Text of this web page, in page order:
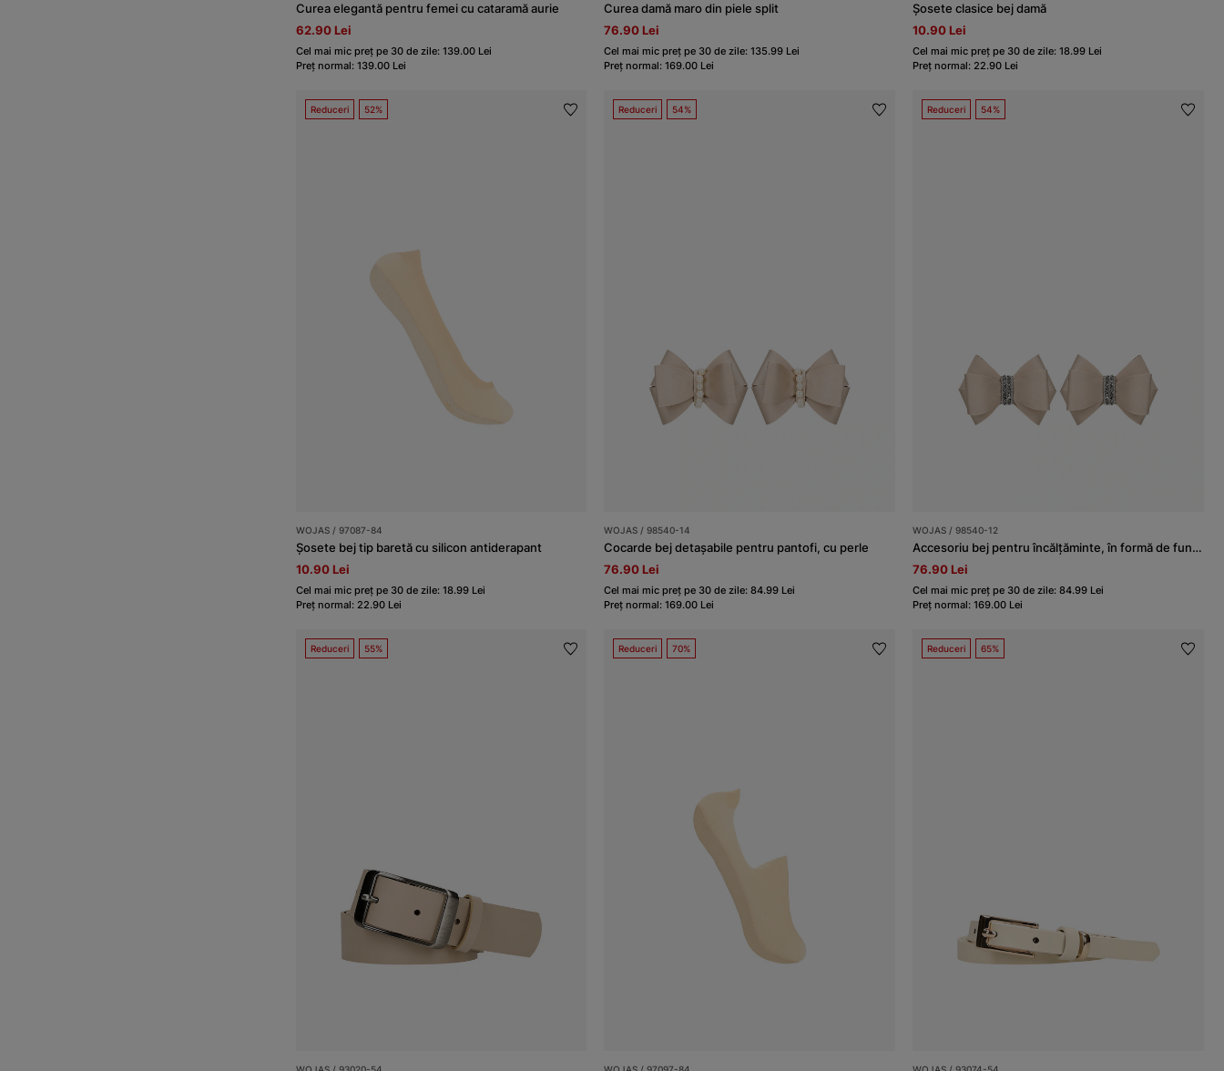
Curea elegantă pentru femei cu cataramă aurie
62.90 Lei
Cel mai mic preț pe 30 de zile: 139.00 Lei
Preț normal: 139.00 Lei
Curea damă maro din piele split
76.90 Lei
Cel mai mic preț pe 30 de zile: 135.99 Lei
Preț normal: 169.00 Lei
Șosete clasice bej damă
10.90 Lei
Cel mai mic preț pe 30 de zile: 18.99 Lei
Preț normal: 22.90 Lei
Reduceri 52%
WOJAS / 97087-84
Șosete bej tip baretă cu silicon antiderapant
10.90 Lei
Cel mai mic preț pe 30 de zile: 18.99 Lei
Preț normal: 22.90 Lei
Reduceri 54%
WOJAS / 98540-14
Cocarde bej detașabile pentru pantofi, cu perle
76.90 Lei
Cel mai mic preț pe 30 de zile: 84.99 Lei
Preț normal: 169.00 Lei
Reduceri 54%
WOJAS / 98540-12
Accesoriu bej pentru încălțăminte, în formă de fundițe cu cristale
76.90 Lei
Cel mai mic preț pe 30 de zile: 84.99 Lei
Preț normal: 169.00 Lei
Reduceri 55% Reduceri 70% Reduceri 65%